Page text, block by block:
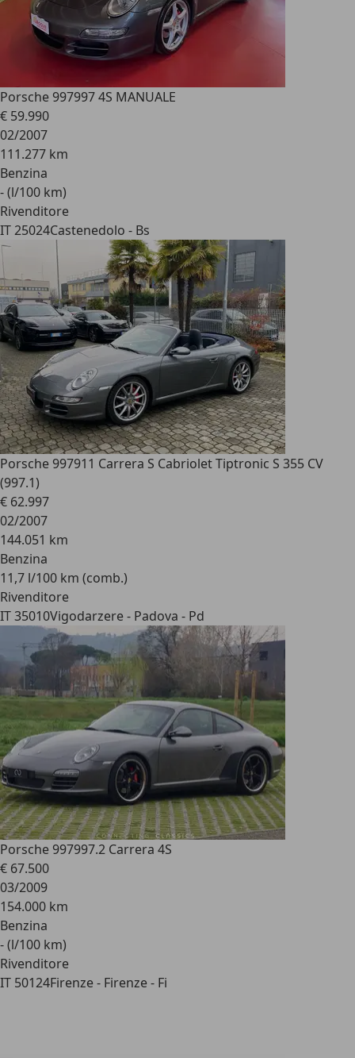
Porsche 997997 4S MANUALE
€ 59.990
02/2007
111.277 km
Benzina
- (l/100 km)
Rivenditore
IT 25024Castenedolo - Bs
Porsche 997911 Carrera S Cabriolet Tiptronic S 355 CV
(997.1)
€ 62.997
02/2007
144.051 km
Benzina
11,7 l/100 km (comb.)
Rivenditore
IT 35010Vigodarzere - Padova - Pd
Porsche 997997.2 Carrera 4S
€ 67.500
03/2009
154.000 km
Benzina
- (l/100 km)
Rivenditore
IT 50124Firenze - Firenze - Fi